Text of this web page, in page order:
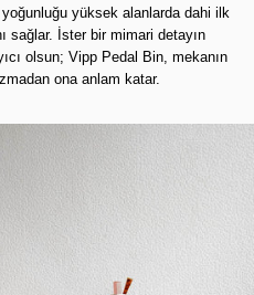
yüksek alanlarda dahi ilk
sağlar. İster bir mimari detayın
olsun; Vipp Pedal Bin, mekanın
ona anlam katar.